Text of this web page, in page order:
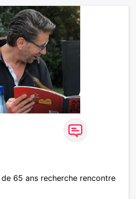
65 ans recherche rencontre